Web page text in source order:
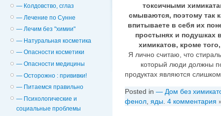
— Колдовство, сглаз
— Лечение по Сунне
— Лечим без "химии"
— Натуральная косметика
— Опасности косметики
— Опасности медицины
— Осторожно : прививки!
— Питаемся правильно
— Психологические и
cоциальные проблемы
токсичными
смываются, поэтому так
впитываете в себя их
простынях и подушках
химикатов, кроме
Я лично считаю, что
который люди должны
продуктах являются
Posted in — Дом без
фенол яды 4 комментария